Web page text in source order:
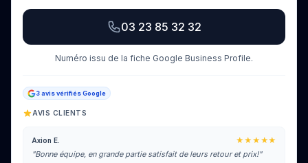
03 23 85 32 32
Numéro issu de la fiche Google Business Profile.
3 avis vérifiés Google
AVIS CLIENTS
Axion E.
★★★★★
"Bonne équipe, en grande partie satisfait de leurs retour et prix!"